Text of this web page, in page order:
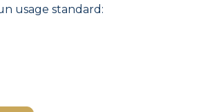
usage standard: